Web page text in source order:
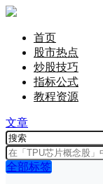
首页
股市热点
炒股技巧
指标公式
教程资源
文章
全部标签